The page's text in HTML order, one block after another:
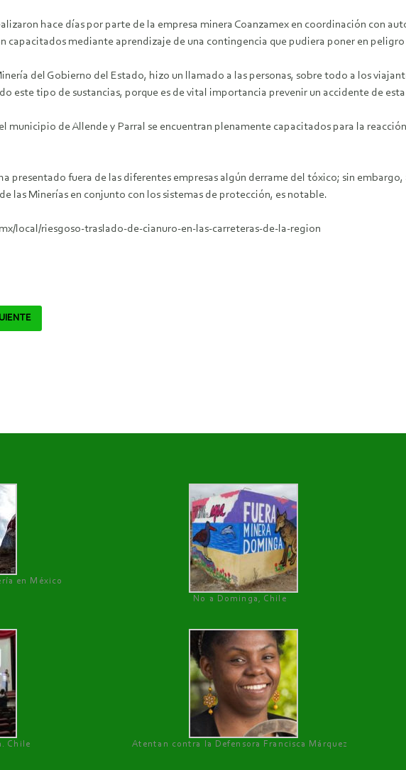
hace días por parte de la empresa minera Coanzamex en coordinación con
capacitados mediante aprendizaje de una contingencia que pudiera poner en peligro
del Gobierno del Estado, hizo un llamado a las personas, sobre todo a los
este tipo de sustancias, porque es de vital importancia prevenir un accidente de
municipio de Allende y Parral se encuentran plenamente capacitados para la
presentado fuera de las diferentes empresas algún derrame del tóxico; sin
las Minerías en conjunto con los sistemas de protección, es notable.
local/riesgoso-traslado-de-cianuro-en-las-carreteras-de-la-region
en México
No a Dominga, Chile
Chile Atentan contra la Defensora Francisca Márquez